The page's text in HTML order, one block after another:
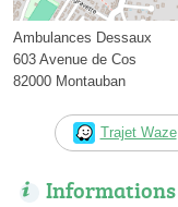
Ambulances Dessaux
603 Avenue de Cos
82000 Montauban
Trajet Waze
Informations